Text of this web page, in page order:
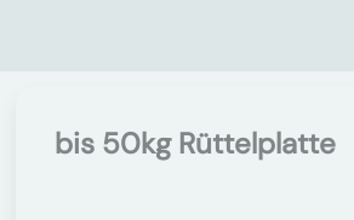
bis 50kg Rüttelplatte